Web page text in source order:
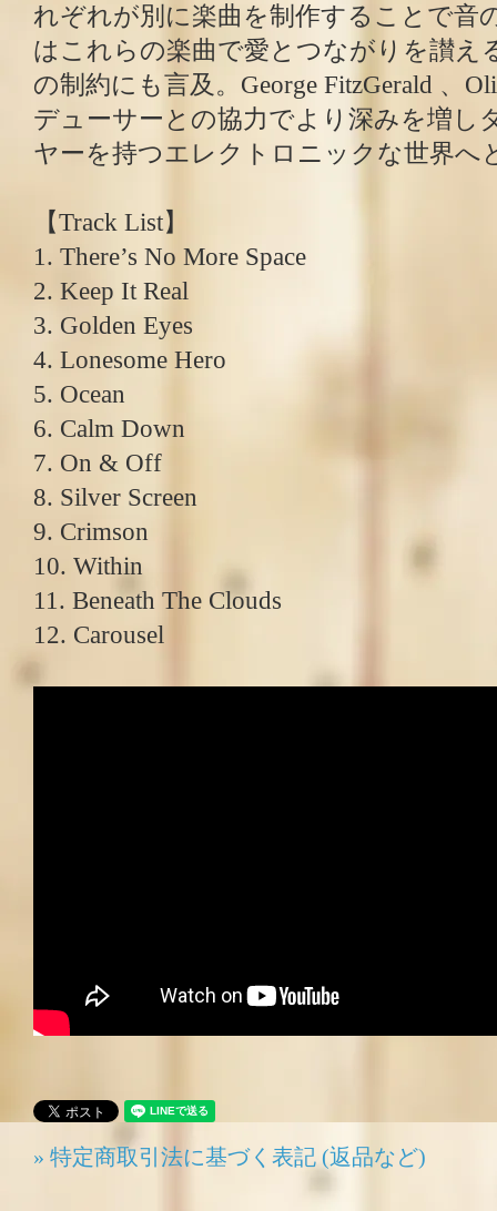
れぞれが別に楽曲を制作することで音
はこれらの楽曲で愛とつながりを讃え
の制約にも言及。George FitzGerald 、
デューサーとの協力でより深みを増し
ヤーを持つエレクトロニックな世界へ
【Track List】
1. There’s No More Space
2. Keep It Real
3. Golden Eyes
4. Lonesome Hero
5. Ocean
6. Calm Down
7. On & Off
8. Silver Screen
9. Crimson
10. Within
11. Beneath The Clouds
12. Carousel
» 特定商取引法に基づく表記 (返品など)